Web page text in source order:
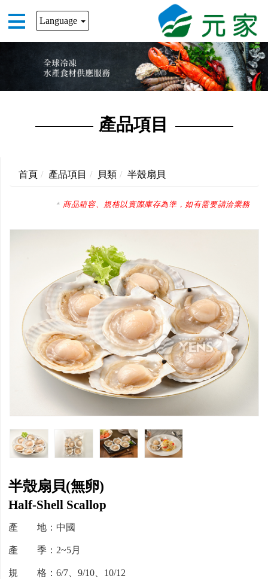
Language
產品項目
首頁 產品項目 貝類 半殼扇貝
商品箱容、規格以實際庫存為準，如有需要請洽業務
半殼扇貝(無卵)
Half-Shell Scallop
產 地：中國
產 季：2~5月
規 格：6/7、9/10、10/12